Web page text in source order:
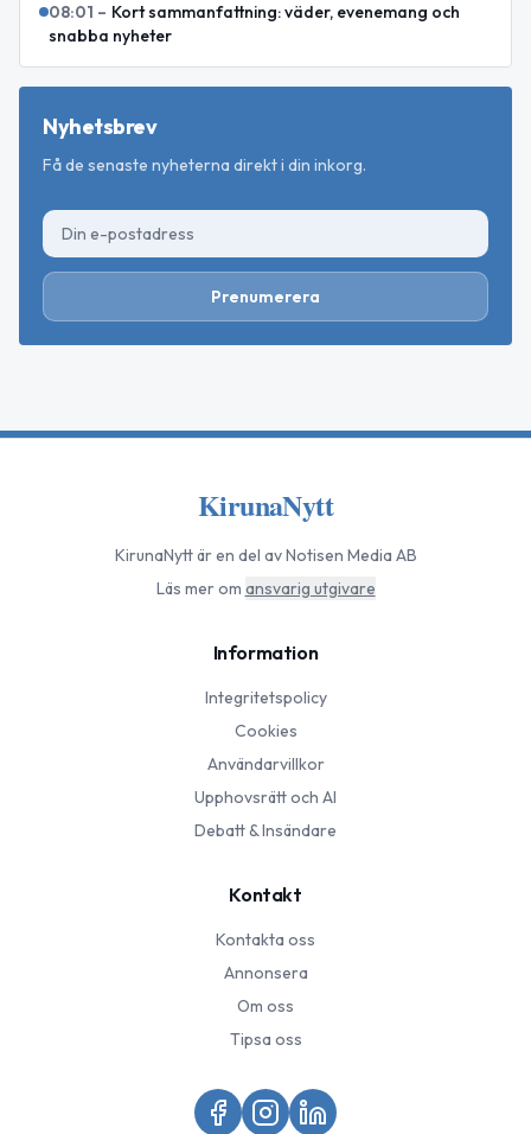
08:01 – Kort sammanfattning: väder, evenemang och
snabba nyheter
Nyhetsbrev
Få de senaste nyheterna direkt i din inkorg.
Prenumerera
KirunaNytt
KirunaNyttär en del av Notisen Media AB
Läs mer om ansvarig utgivare
Information
Integritetspolicy
Cookies
Användarvillkor
Upphovsrätt och AI
Debatt & Insändare
Kontakt
Kontakta oss
Annonsera
Om oss
Tipsa oss